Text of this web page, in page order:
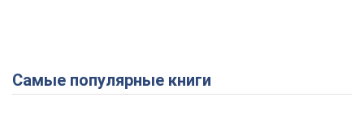
Самые популярные книги